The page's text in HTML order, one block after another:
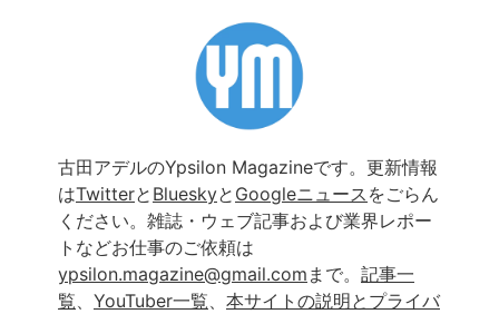
古田アデルのYpsilon Magazineです。更新情報
はTwitterと Blueskyと Googleニュース をごらん
ください。雑誌・ウェブ記事および業界レポー
トなどお仕事のご依頼は
ypsilon.magazine@gmail.com まで。 記事一
覧、 YouTuber一覧、 本サイトの説明とプライバ